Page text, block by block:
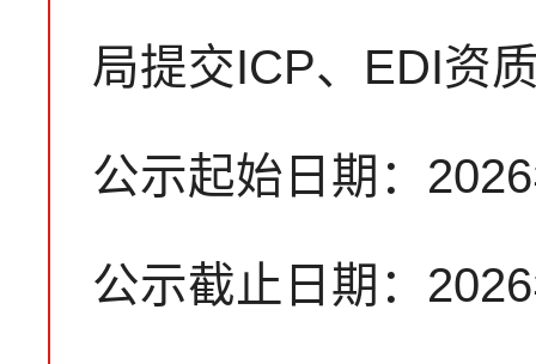
局提交ICP、EDI资
公示起始日期：
公示截止日期：